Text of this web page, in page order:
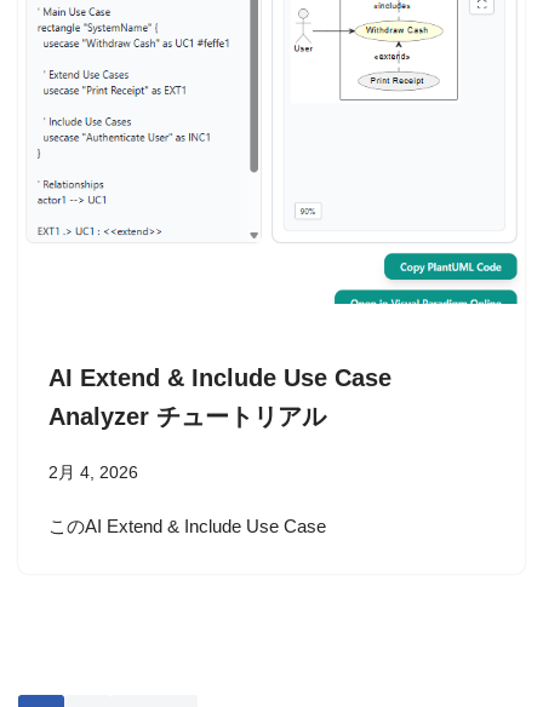
AI Extend & Include Use Case
Analyzer チュートリアル
2月 4, 2026
このAI Extend & Include Use Case